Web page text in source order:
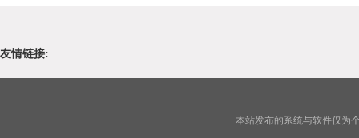
友情链接:
本站发布的系统与软件仅为